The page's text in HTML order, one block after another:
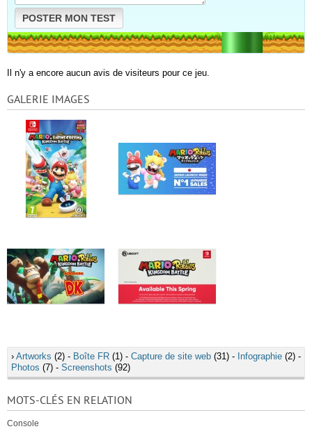
POSTER MON TEST
Il n'y a encore aucun avis de visiteurs pour ce jeu.
GALERIE IMAGES
› Artworks (2) - Boîte FR (1) - Capture de site web (31) - Infographie (2) -
Photos (7) - Screenshots (92)
MOTS-CLÉS EN RELATION
Console